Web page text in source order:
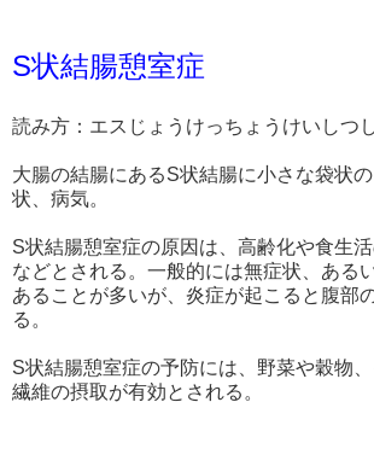
S状結腸憩室症
読み方：エスじょうけっちょうけいしつ
大腸の結腸にあるS状結腸に小さな袋状
状、病気。
S状結腸憩室症の原因は、高齢化や食生
などとされる。一般的には無症状、ある
あることが多いが、炎症が起こると腹部
る。
S状結腸憩室症の予防には、野菜や穀物
繊維の摂取が有効とされる。